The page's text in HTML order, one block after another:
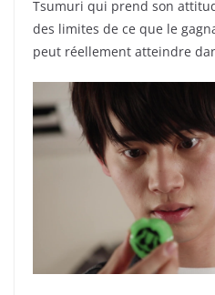
Tsumuri qui prend son
des limites de ce que le
peut réellement atteindre